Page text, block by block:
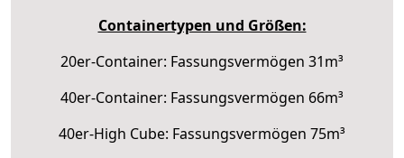
Containertypen und Größen:
20er-Container: Fassungsvermögen 31m³
40er-Container: Fassungsvermögen 66m³
40er-High Cube: Fassungsvermögen 75m³